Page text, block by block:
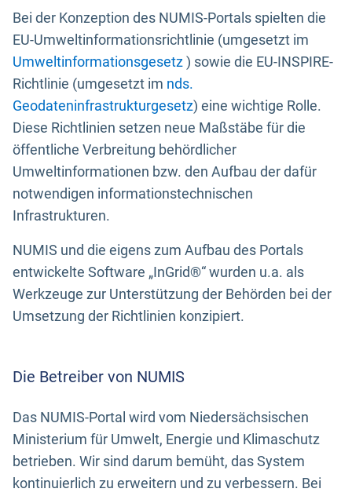
Bei der Konzeption des NUMIS-Portals spielten die
EU-Umweltinformationsrichtlinie (umgesetzt im
Umweltinformationsgesetz) sowie die EU-INSPIRE-
Richtlinie (umgesetzt im nds.
Geodateninfrastrukturgesetz) eine wichtige Rolle.
Diese Richtlinien setzen neue Maßstäbe für die
öffentliche Verbreitung behördlicher
Umweltinformationen bzw. den Aufbau der dafür
notwendigen informationstechnischen
Infrastrukturen.
NUMIS und die eigens zum Aufbau des Portals
entwickelte Software „InGrid®“ wurden u.a. als
Werkzeuge zur Unterstützung der Behörden bei der
Umsetzung der Richtlinien konzipiert.
Die Betreiber von NUMIS
Das NUMIS-Portal wird vom Niedersächsischen
Ministerium für Umwelt, Energie und Klimaschutz
betrieben. Wir sind darum bemüht, das System
kontinuierlich zu erweitern und zu verbessern. Bei